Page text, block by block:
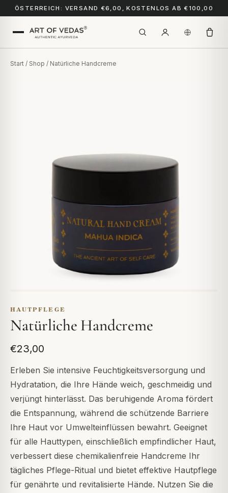
ÖSTERREICH: VERSAND €6,00, KOSTENLOS AB €100,00
Start / Shop / Natürliche Handcreme
HAUTPFLEGE
Natürliche Handcreme
€23,00
Erleben Sie intensive Feuchtigkeitsversorgung und
Hydratation, die Ihre Hände weich, geschmeidig und
verjüngt hinterlässt. Das beruhigende Aroma fördert
die Entspannung, während die schützende Barriere
Ihre Haut vor Umwelteinflüssen bewahrt. Geeignet
für alle Hauttypen, einschließlich empfindlicher Haut,
verbessert diese chemikalienfreie Handcreme Ihr
tägliches Pflege-Ritual und bietet effektive Hautpflege
für genährte und revitalisierte Hände. Nutzen Sie die